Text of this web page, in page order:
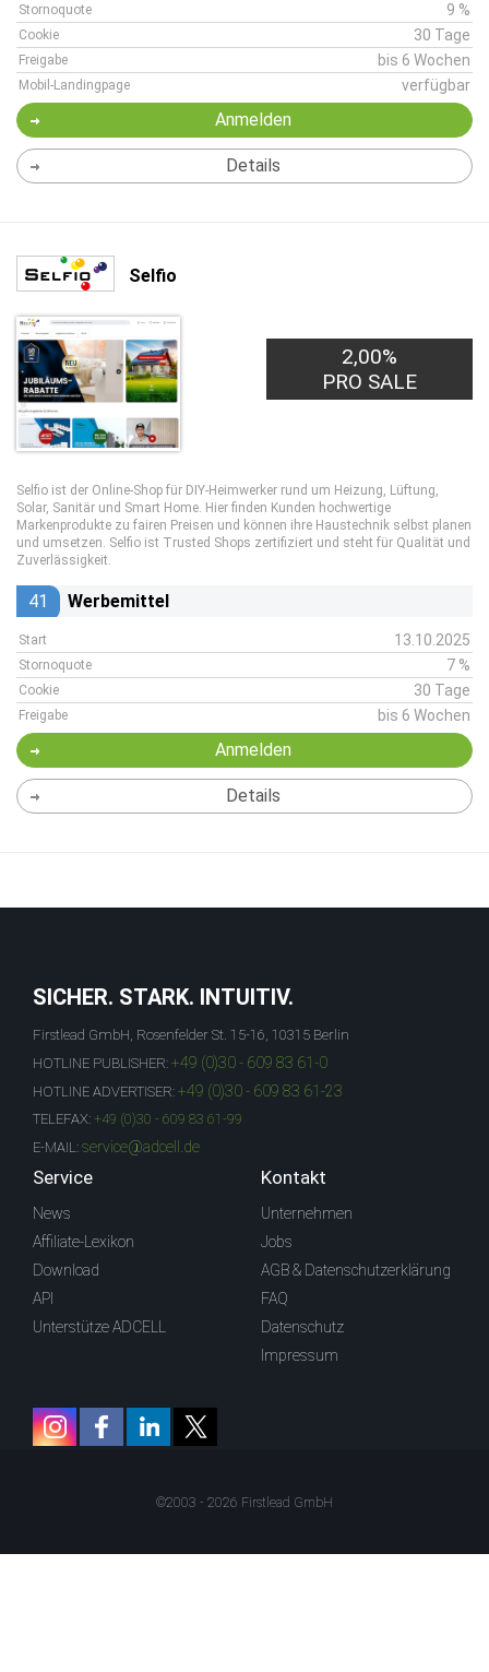
Stornoquote 9 %
Cookie 30 Tage
Freigabe bis 6 Wochen
Mobil-Landingpage verfügbar
Anmelden
Details
Selfio
2,00%
PRO SALE
Selfio ist der Online-Shop für DIY-Heimwerker rund um Heizung, Lüftung,
Solar, Sanitär und Smart Home. Hier finden Kunden hochwertige
Markenprodukte zu fairen Preisen und können ihre Haustechnik selbst planen
und umsetzen. Selfio ist Trusted Shops zertifiziert und steht für Qualität und
Zuverlässigkeit.
41 Werbemittel
Start 13.10.2025
Stornoquote 7 %
Cookie 30 Tage
Freigabe bis 6 Wochen
Anmelden
Details
SICHER. STARK. INTUITIV.
Firstlead GmbH, Rosenfelder St. 15-16, 10315 Berlin
HOTLINE PUBLISHER: +49 (0)30 - 609 83 61-0
HOTLINE ADVERTISER: +49 (0)30 - 609 83 61-23
TELEFAX: +49 (0)30 - 609 83 61-99
E-MAIL: service@adcell.de
Service
News
Affiliate-Lexikon
Download
API
Unterstütze ADCELL
Kontakt
Unternehmen
Jobs
AGB & Datenschutzerklärung
FAQ
Datenschutz
Impressum
©2003 - 2026 Firstlead GmbH